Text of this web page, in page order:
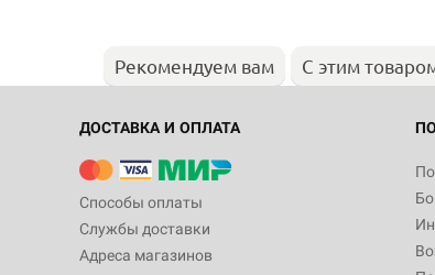
Рекомендуем вам С этим
ДОСТАВКА И ОПЛАТА
Способы оплаты
Службы доставки
Адреса магазинов